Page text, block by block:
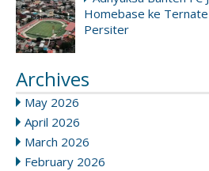
Homebase ke
Persiter
Archives
May 2026
April 2026
March 2026
February 2026